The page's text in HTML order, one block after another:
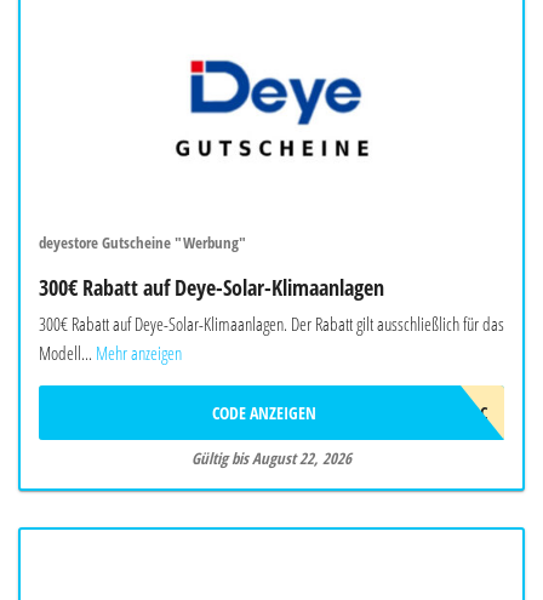
deyestore Gutscheine "Werbung"
300€ Rabatt auf Deye-Solar-Klimaanlagen
300€ Rabatt auf Deye-Solar-Klimaanlagen. Der Rabatt gilt ausschließlich für das
Modell... Mehr anzeigen
2026DEYEAWINAC
CODE ANZEIGEN
Gültig bis August 22, 2026